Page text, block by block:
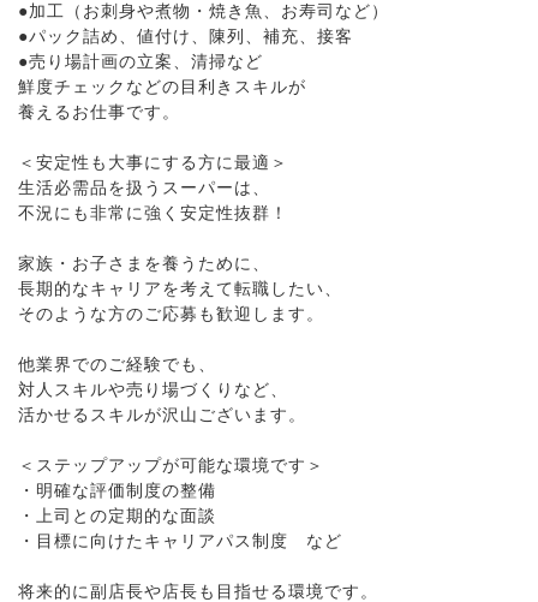
●加工（お刺身や煮物・焼き魚、お寿司など）
●パック詰め、値付け、陳列、補充、接客
●売り場計画の立案、清掃など
鮮度チェックなどの目利きスキルが
養えるお仕事です。
＜安定性も大事にする方に最適＞
生活必需品を扱うスーパーは、
不況にも非常に強く安定性抜群！
家族・お子さまを養うために、
長期的なキャリアを考えて転職したい、
そのような方のご応募も歓迎します。
他業界でのご経験でも、
対人スキルや売り場づくりなど、
活かせるスキルが沢山ございます。
＜ステップアップが可能な環境です＞
・明確な評価制度の整備
・上司との定期的な面談
・目標に向けたキャリアパス制度 など
将来的に副店長や店長も目指せる環境です。